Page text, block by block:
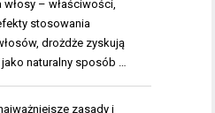
włosy – właściwości,
stosowania
drożdże zyskują
naturalny sposób …
zasady i